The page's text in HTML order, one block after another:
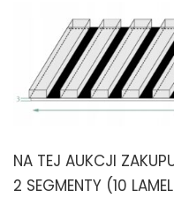
NA TEJ AUKCJI
2 SEGMENTY (10